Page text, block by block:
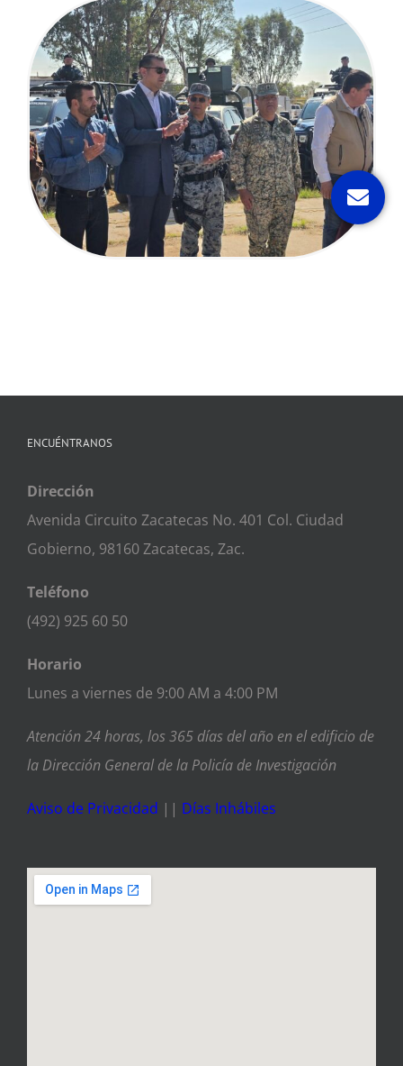
ENCUÉNTRANOS
Dirección
Avenida Circuito Zacatecas No. 401 Col. Ciudad
Gobierno, 98160 Zacatecas, Zac.
Teléfono
(492) 925 60 50
Horario
Lunes a viernes de 9:00 AM a 4:00 PM
Atención 24 horas, los 365 días del año en el edificio de
la Dirección General de la Policía de Investigación
Aviso de Privacidad || Días Inhábiles